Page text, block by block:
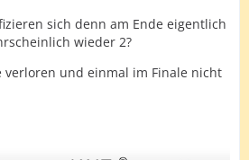
sich denn am Ende eigentlich
wieder 2?
verloren und einmal im Finale nicht